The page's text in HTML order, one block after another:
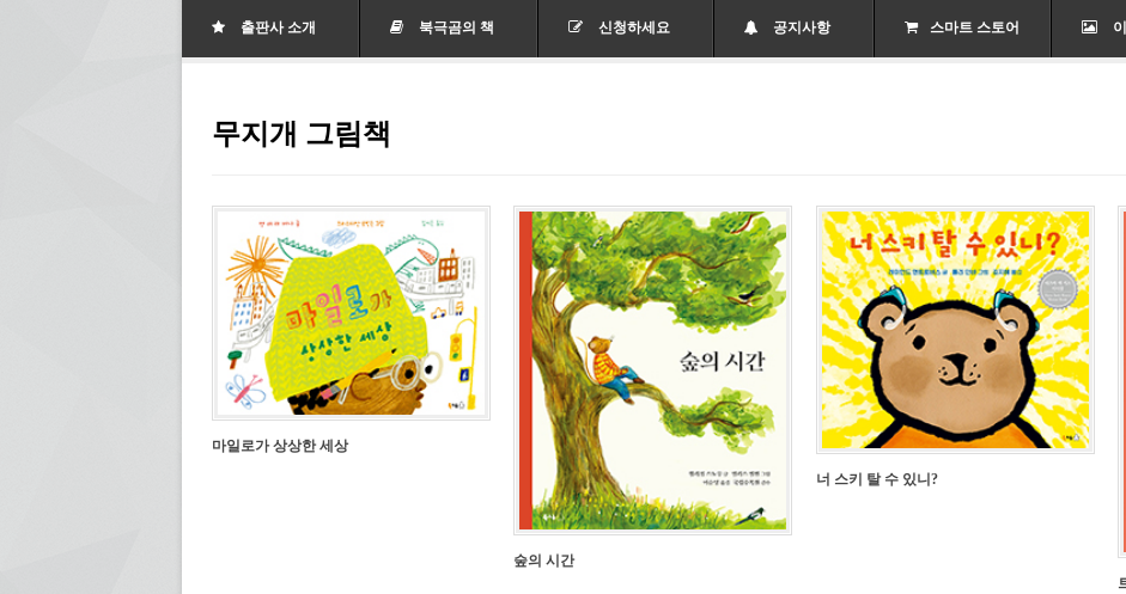
출판사 소개 북극곰의 책 신청하세요 공지사항 스마트 스토어
무지개 그림책
마일로가 상상한 세상
숲의 시간
너 스키 탈 수 있니?